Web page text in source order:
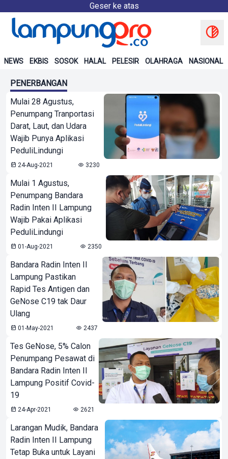
Geser ke atas
NEWS EKBIS SOSOK HALAL PELESIR OLAHRAGA NASIONAL
PENERBANGAN
Mulai 28 Agustus,
Penumpang Tranportasi
Darat, Laut, dan Udara
Wajib Punya Aplikasi
PeduliLindungi
24-Aug-2021 3230
Mulai 1 Agustus,
Penumpang Bandara
Radin Inten II Lampung
Wajib Pakai Aplikasi
PeduliLindungi
01-Aug-2021 2350
Bandara Radin Inten II
Lampung Pastikan
Rapid Tes Antigen dan
GeNose C19 tak Daur
Ulang
01-May-2021 2437
Tes GeNose, 5% Calon
Penumpang Pesawat di
Bandara Radin Inten II
Lampung Positif Covid-
19
24-Apr-2021 2621
Larangan Mudik, Bandara
Radin Inten II Lampung
Tetap Buka untuk Layani